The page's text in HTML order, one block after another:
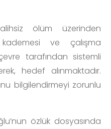
ölüm üzerinden
ve çalışma
tarafından sistemli
hedef alınmaktadır.
bilgilendirmeyi zorunlu
özlük dosyasında